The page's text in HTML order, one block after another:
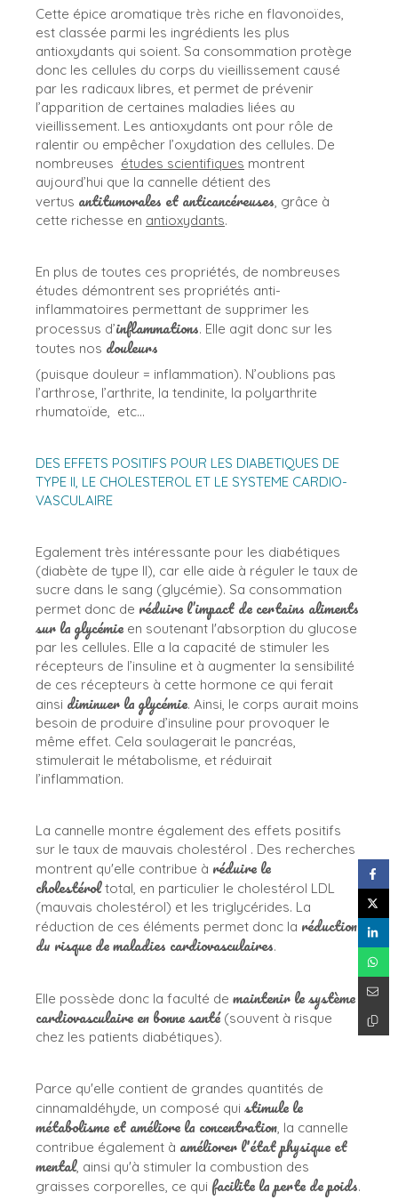
Cette épice aromatique très riche en flavonoïdes,
est classée parmi les ingrédients les plus
antioxydants qui soient. Sa consommation protège
donc les cellules du corps du vieillissement causé
par les radicaux libres, et permet de prévenir
l’apparition de certaines maladies liées au
vieillissement. Les antioxydants ont pour rôle de
ralentir ou empêcher l’oxydation des cellules. De
nombreuses études scientifiques montrent
aujourd’hui que la cannelle détient des
vertus antitumorales et anticancéreuses, grâce à
cette richesse en antioxydants.
En plus de toutes ces propriétés, de nombreuses
études démontrent ses propriétés anti-
inflammatoires permettant de supprimer les
processus d’inflammations. Elle agit donc sur les
toutes nos douleurs
(puisque douleur = inflammation). N’oublions pas
l’arthrose, l’arthrite, la tendinite, la polyarthrite
rhumatoïde, etc…
DES EFFETS POSITIFS POUR LES DIABETIQUES DE
TYPE II, LE CHOLESTEROL ET LE SYSTEME CARDIO-
VASCULAIRE
Egalement très intéressante pour les diabétiques
(diabète de type II), car elle aide à réguler le taux de
sucre dans le sang (glycémie). Sa consommation
permet donc de réduire l’impact de certains aliments
sur la glycémie en soutenant l'absorption du glucose
par les cellules. Elle a la capacité de stimuler les
récepteurs de l’insuline et à augmenter la sensibilité
de ces récepteurs à cette hormone ce qui ferait
ainsi diminuer la glycémie. Ainsi, le corps aurait moins
besoin de produire d’insuline pour provoquer le
même effet. Cela soulagerait le pancréas,
stimulerait le métabolisme, et réduirait
l’inflammation.
La cannelle montre également des effets positifs
sur le taux de mauvais cholestérol . Des recherches
montrent qu'elle contribue à réduire le
cholestéroltotal, en particulier le cholestérol LDL
(mauvais cholestérol) et les triglycérides. La
réduction de ces éléments permet donc la réduction
du risque de maladies cardiovasculaires.
Elle possède donc la faculté de maintenir le système
cardiovasculaire en bonne santé(souvent à risque
chez les patients diabétiques).
Parce qu'elle contient de grandes quantités de
cinnamaldéhyde, un composé qui stimule le
métabolisme et améliore la concentration, la cannelle
contribue également à améliorer l'état physique et
mental, ainsi qu'à stimuler la combustion des
graisses corporelles, ce qui facilite la perte de poids.